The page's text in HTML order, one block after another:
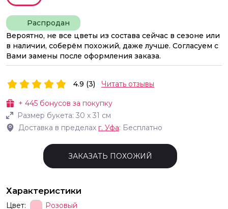
Распродан
Вероятно, не все цветы из состава сейчас в сезоне или
в наличии, соберём похожий, даже лучше. Согласуем с
Вами замены после оформления заказа.
+ 445 бонусов за покупку
Размер букета: 30 х 31 см
Доставка в пределах г. Уфа: Бесплатно
4.9 (3) Читать отзывы
ЗАКАЗАТЬ ПОХОЖИЙ
Характеристики
Цвет: Розовый